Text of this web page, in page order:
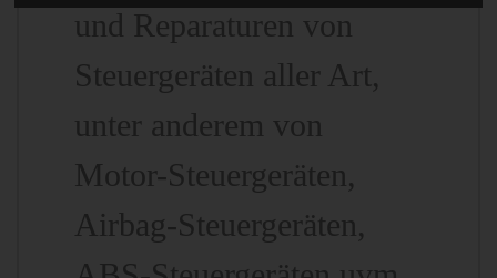
und Reparaturen von
Steuergeräten aller Art,
unter anderem von
Motor-Steuergeräten,
Airbag-Steuergeräten,